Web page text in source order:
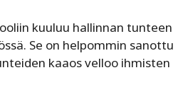
kuuluu hallinnan tunteen
Se on helpommin sanottu
kaaos velloo ihmisten